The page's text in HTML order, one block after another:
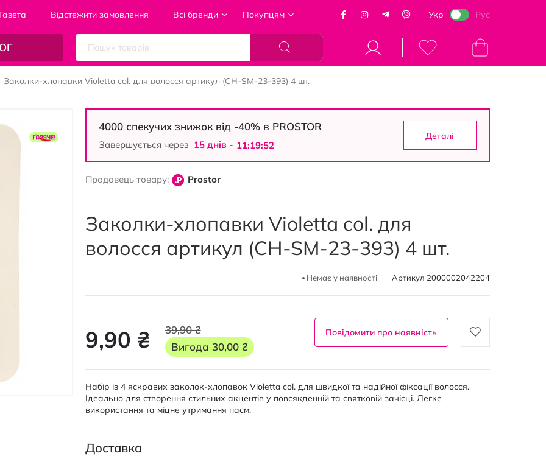
Газета Відстежити замовлення Всі бренди Покупцям Укр Рус
Кошик
Заколки-хлопавки Violetta col. для волосся артикул (CH-SM-23-393) 4 шт.
4000 спекучих знижок від -40% в PROSTOR
Деталі
Завершується через 15 днiв - 11:19:50
Продавець товару: Prostor
Заколки-хлопавки Violetta col. для
волосся артикул (CH-SM-23-393) 4 шт.
Немає у наявності Артикул 2000002042204
9,90 ₴
39,90 ₴
Вигода 30,00 ₴
Повідомити про наявність
Набір із 4 яскравих заколок-хлопавок Violetta col. для швидкої та надійної фіксації волосся.
Ідеально для створення стильних акцентів у повсякденній та святковій зачісці. Легке
використання та міцне утримання пасм.
Доставка